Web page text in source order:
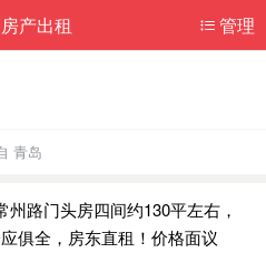
管理
产出租
青岛
路门头房四间约130平左右，
俱全，房东直租！价格面议